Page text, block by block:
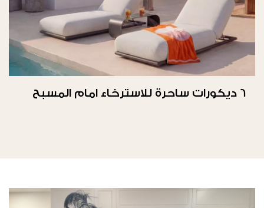
6 ديكورات ساحرة للاسترخاء امام المسبح